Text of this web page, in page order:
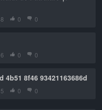
0 0
0 0
4b51 8f46 93421163686d
0 0